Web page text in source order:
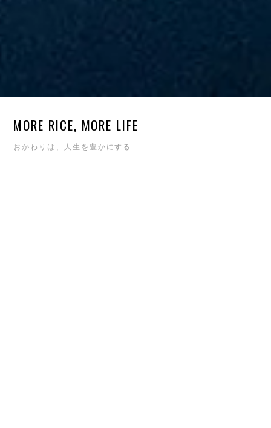
MORE RICE, MORE LIFE
おかわりは、人生を豊かにする